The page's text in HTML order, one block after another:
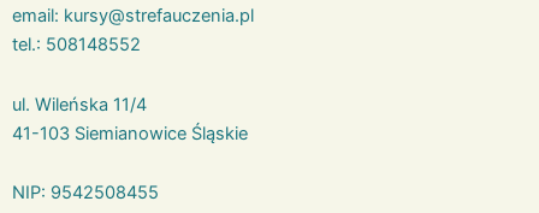
email: kursy@strefauczenia.pl
tel.: 508148552
ul. Wileńska 11/4
41-103 Siemianowice Śląskie
NIP: 9542508455